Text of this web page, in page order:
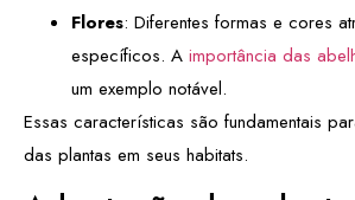
Flores: Diferentes formas e cores
específicos. A importância das
um exemplo notável.
Essas características são fundamentais
das plantas em seus habitats.